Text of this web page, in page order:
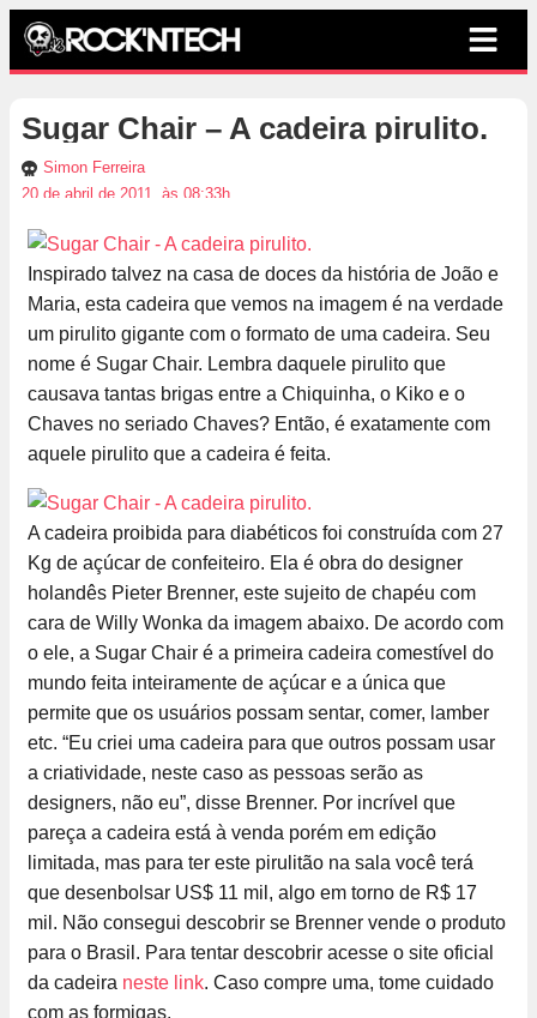
Sugar Chair – A cadeira pirulito.
Simon Ferreira
20 de abril de 2011, às 08:33h
Inspirado talvez na casa de doces da história de João e
Maria, esta cadeira que vemos na imagem é na verdade
um pirulito gigante com o formato de uma cadeira. Seu
nome é Sugar Chair. Lembra daquele pirulito que
causava tantas brigas entre a Chiquinha, o Kiko e o
Chaves no seriado Chaves? Então, é exatamente com
aquele pirulito que a cadeira é feita.
A cadeira proibida para diabéticos foi construída com 27
Kg de açúcar de confeiteiro. Ela é obra do designer
holandês Pieter Brenner, este sujeito de chapéu com
cara de Willy Wonka da imagem abaixo. De acordo com
o ele, a Sugar Chair é a primeira cadeira comestível do
mundo feita inteiramente de açúcar e a única que
permite que os usuários possam sentar, comer, lamber
etc. “Eu criei uma cadeira para que outros possam usar
a criatividade, neste caso as pessoas serão as
designers, não eu”, disse Brenner. Por incrível que
pareça a cadeira está à venda porém em edição
limitada, mas para ter este pirulitão na sala você terá
que desenbolsar US$ 11 mil, algo em torno de R$ 17
mil. Não consegui descobrir se Brenner vende o produto
para o Brasil. Para tentar descobrir acesse o site oficial
da cadeira neste link. Caso compre uma, tome cuidado
com as formigas.